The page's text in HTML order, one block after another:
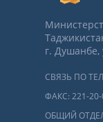
г.
СВЯЗЬ ПО
ФАКС: 221-
ОБЩИЙ